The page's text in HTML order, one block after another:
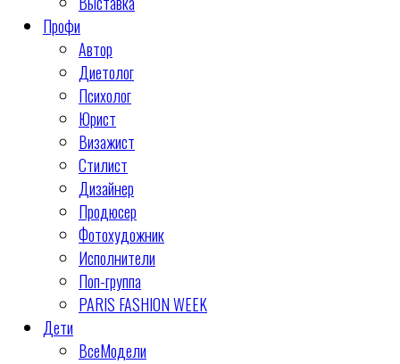
Профи
Автор
Диетолог
Психолог
Юрист
Визажист
Стилист
Дизайнер
Продюсер
Фотохудожник
Исполнители
Поп-группа
PARIS FASHION WEEK
Дети
ВсеМодели